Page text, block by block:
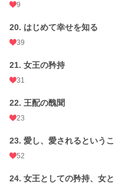
9
20. はじめて幸せを知る
39
21. 女王の矜持
31
22. 王配の醜聞
23
23. 愛し、愛されるという
52
24. 女王としての矜持、女